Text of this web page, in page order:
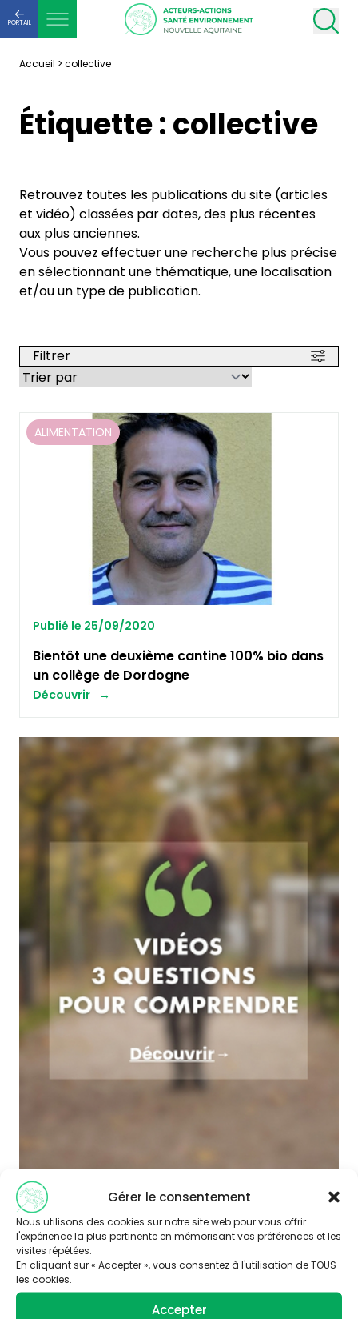
Gérer le consentement
Nous utilisons des cookies sur notre site web pour vous offrir
l'expérience la plus pertinente en mémorisant vos préférences et les
visites répétées.
En cliquant sur « Accepter », vous consentez à l'utilisation de TOUS
les cookies.
Accepter
PORTAIL
Accueil > collective
Étiquette :collective
Retrouvez toutes les publications du site (articles
et vidéo) classées par dates, des plus récentes
aux plus anciennes.
Vous pouvez effectuer une recherche plus précise
en sélectionnant une thématique, une localisation
et/ou un type de publication.
Filtrer
ALIMENTATION
Publié le 25/09/2020
Bientôt une deuxième cantine 100% bio dans
un collège de Dordogne
Découvrir